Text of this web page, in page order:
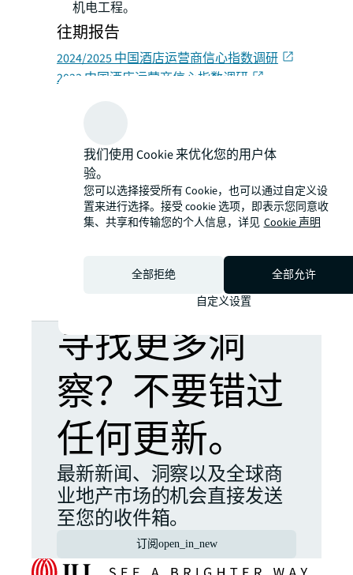
机电工程。
往期报告
2024/2025 中国酒店运营商信心指数调研
2023 中国酒店运营商信心指数调研
寻找更多洞
察？不要错过
任何更新。
最新新闻、洞察以及全球商
业地产市场的机会直接发送
至您的收件箱。
订阅 open_in_new
我们使用 Cookie 来优化您的用户体
验。
您可以选择接受所有 Cookie，也可以通过自定义设
置来进行选择。接受 cookie 选项，即表示您同意收
集、共享和传输您的个人信息，详见 Cookie 声明
全部拒绝
全部允许
自定义设置